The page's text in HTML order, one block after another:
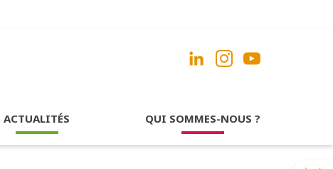
ACTUALITÉS QUI SOMMES-NOUS ?